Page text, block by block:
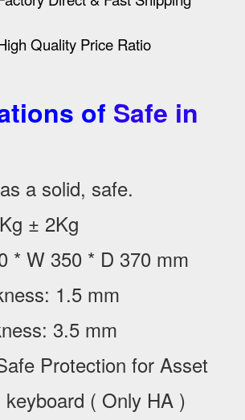
of Safe in
a solid, safe.
± 2Kg
* W 350 * D 370 mm
1.5 mm
3.5 mm
Protection for Asset
keyboard ( Only HA )